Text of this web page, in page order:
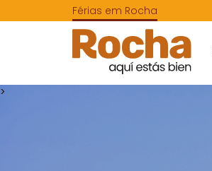
Férias em Rocha
>